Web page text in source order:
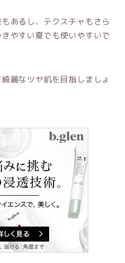
あるし、テクスチャもさら
やすい夏でも使いやすいで
麗なツヤ肌を目指しましょ